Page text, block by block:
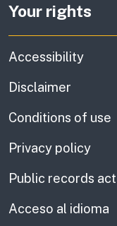
Your rights
Accessibility
Disclaimer
Conditions of use
Privacy policy
Public records act
Acceso al idioma